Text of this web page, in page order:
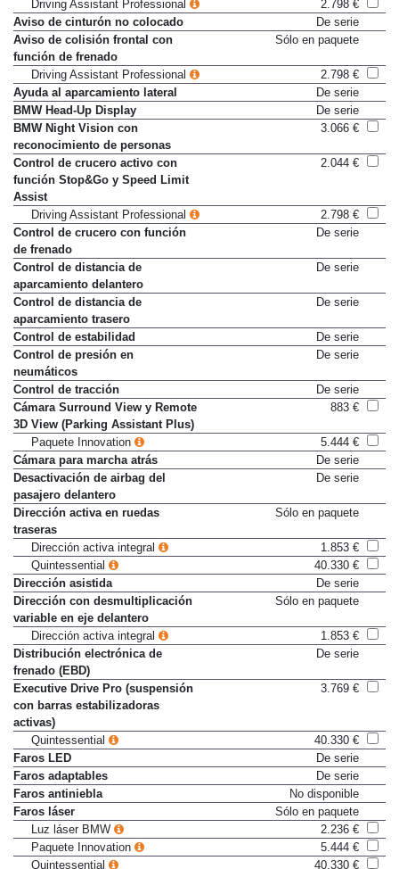
Driving Assistant Professional
2.798 €
Aviso de cinturón no colocado
De serie
Aviso de colisión frontal con
función de frenado
Driving Assistant Professional
2.798 €
Ayuda al aparcamiento lateral
De serie
BMW Head-Up Display
De serie
BMW Night Vision con
reconocimiento de personas
Control de crucero activo con
función Stop&Go y Speed Limit
Assist
Driving Assistant Professional
2.798 €
Control de crucero con función
de frenado
Control de distancia de
aparcamiento delantero
Control de distancia de
aparcamiento trasero
Control de estabilidad
De serie
Control de presión en
neumáticos
Control de tracción
De serie
Cámara Surround View y Remote
3D View (Parking Assistant Plus)
Paquete Innovation
5.444 €
Cámara para marcha atrás
De serie
Desactivación de airbag del
pasajero delantero
Dirección activa en ruedas
traseras
Dirección activa integral
1.853 €
Quintessential
40.330 €
Dirección asistida
De serie
Dirección con desmultiplicación
variable en eje delantero
Dirección activa integral
1.853 €
Distribución electrónica de
frenado (EBD)
Executive Drive Pro (suspensión
con barras estabilizadoras
activas)
Quintessential
40.330 €
Faros LED
De serie
Faros adaptables
De serie
Faros antiniebla
No disponible
Faros láser
Sólo en paquete
Luz láser BMW
2.236 €
Paquete Innovation
5.444 €